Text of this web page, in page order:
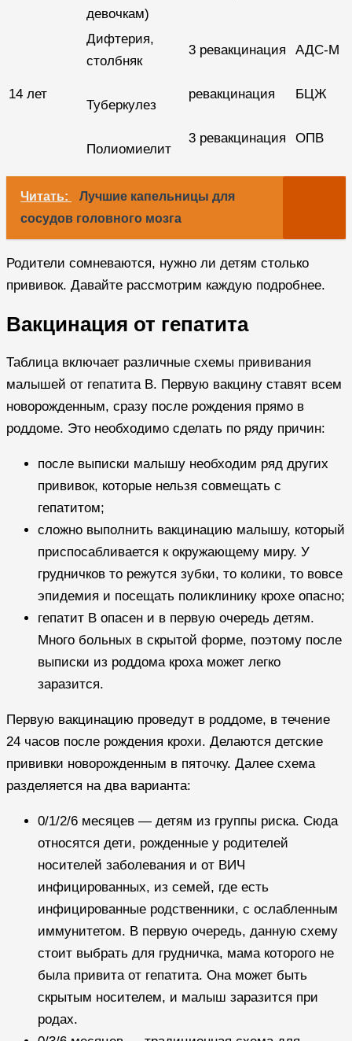
девочкам)
14 лет
Дифтерия,
столбняк
Туберкулез
Полиомиелит
3 ревакцинация
ревакцинация
3 ревакцинация
АДС-М
БЦЖ
ОПВ
Читать:
Лучшие капельницы для
сосудов головного мозга
Родители сомневаются, нужно ли детям столько
прививок. Давайте рассмотрим каждую подробнее.
Вакцинация от гепатита
Таблица включает различные схемы прививания
малышей от гепатита В. Первую вакцину ставят всем
новорожденным, сразу после рождения прямо в
роддоме. Это необходимо сделать по ряду причин:
после выписки малышу необходим ряд других
прививок, которые нельзя совмещать с
гепатитом;
сложно выполнить вакцинацию малышу, который
приспосабливается к окружающему миру. У
грудничков то режутся зубки, то колики, то вовсе
эпидемия и посещать поликлинику крохе опасно;
гепатит В опасен и в первую очередь детям.
Много больных в скрытой форме, поэтому после
выписки из роддома кроха может легко
заразится.
Первую вакцинацию проведут в роддоме, в течение
24 часов после рождения крохи. Делаются детские
прививки новорожденным в пяточку. Далее схема
разделяется на два варианта:
0/1/2/6 месяцев — детям из группы риска. Сюда
относятся дети, рожденные у родителей
носителей заболевания и от ВИЧ
инфицированных, из семей, где есть
инфицированные родственники, с ослабленным
иммунитетом. В первую очередь, данную схему
стоит выбрать для грудничка, мама которого не
была привита от гепатита. Она может быть
скрытым носителем, и малыш заразится при
родах.